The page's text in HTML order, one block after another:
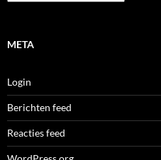
META
Login
Berichten feed
Reacties feed